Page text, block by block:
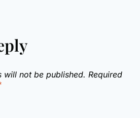
will not be published. Required